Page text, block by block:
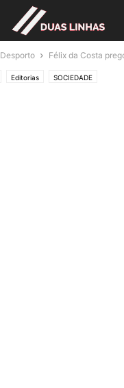
Desporto Félix da Costa
Editorias SOCIEDADE